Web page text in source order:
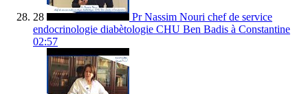
28
Pr Nassim Nouri chef de service
endocrinologie diabètologie CHU Ben Badis à Constantine
02:57